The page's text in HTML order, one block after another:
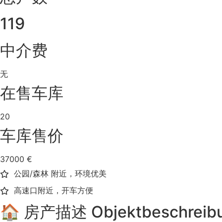
119
中介费
无
在售车库
20
车库售价
37000 €
公园/森林 附近，环境优美
高速口附近，开车方便
🏠 房产描述